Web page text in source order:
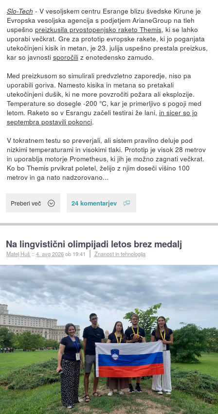
Slo-Tech - V vesoljskem centru Esrange blizu švedske Kirune je
Evropska vesoljska agencija s podjetjem ArianeGroup na tleh
uspešno preizkusila prvostopenjsko raketo Themis, ki se lahko
uporabi večkrat. Gre za prototip evropske rakete, ki jo poganjata
utekočinjeni kisik in metan, je 23. julija uspešno prestala preizkus,
kar so javnosti sporočiliz enotedensko zamudo.
Med preizkusom so simulirali predvzletno zaporedje, niso pa
uporabili goriva. Namesto kisika in metana so pretakali
utekočinjeni dušik, ki ne more povzročiti požara ali eksplozije.
Temperature so dosegle -200 °C, kar je primerljivo s pogoji med
letom. Raketo so v Esrangu začeli testirai že lani, in sicer so jo
septembra postavili pokonci.
V tokratnem testu so preverjali, ali sistem pravilno deluje pod
nizkimi temperaturami in visokimi tlaki. Prototip je visok 28 metrov
in uporablja motorje Prometheus, ki jih je možno zagnati večkrat.
Ko bo Themis prvikrat poletel, želijo z njim doseči višino 100
metrov in ga nato nadzorovano...
Preberi več 24 komentarjev
Na lingvistični olimpijadi letos brez medalj
Matej Huš ::4. avg 2026ob 19:41 Znanost in tehnologija